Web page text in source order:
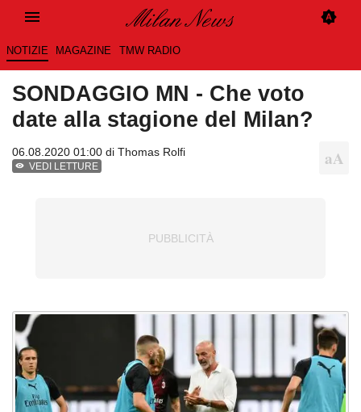
NOTIZIE MAGAZINE TMW RADIO
SONDAGGIO MN - Che voto
date alla stagione del Milan?
06.08.2020 01:00 di Thomas Rolfi
VEDI LETTURE